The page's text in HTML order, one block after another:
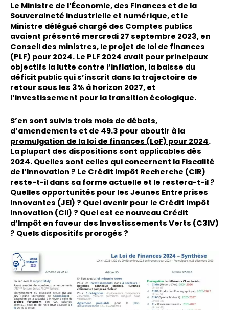
Le Ministre de l’Économie, des Finances et de la
Souveraineté industrielle et numérique, et le
Ministre délégué chargé des Comptes publics
avaient présenté mercredi 27 septembre 2023, en
Conseil des ministres, le projet de loi de finances
(PLF) pour 2024. Le PLF 2024 avait pour principaux
objectifs la lutte contre l’inflation, la baisse du
déficit public qui s’inscrit dans la trajectoire de
retour sous les 3% à horizon 2027, et
l’investissement pour la transition écologique.
S’en sont suivis trois mois de débats,
d’amendements et de 49.3 pour aboutir à la
promulgation de la loi de finances (LoF) pour 2024.
La plupart des dispositions sont applicables dès
2024. Quelles sont celles qui concernent la Fiscalité
de l’Innovation ? Le Crédit Impôt Recherche (CIR)
reste-t-il dans sa forme actuelle et le restera-t-il ?
Quelles opportunités pour les Jeunes Entreprises
Innovantes (JEI) ? Quel avenir pour le Crédit Impôt
Innovation (CII) ? Quel est ce nouveau Crédit
d’Impôt en faveur des Investissements Verts (C3IV)
? Quels dispositifs prorogés ?